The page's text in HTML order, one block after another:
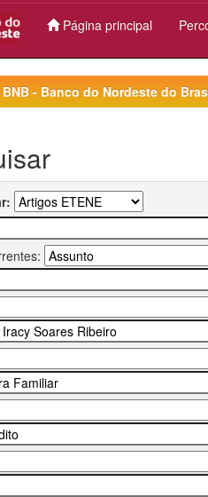
Página principal
BNB - Banco do Nordeste do